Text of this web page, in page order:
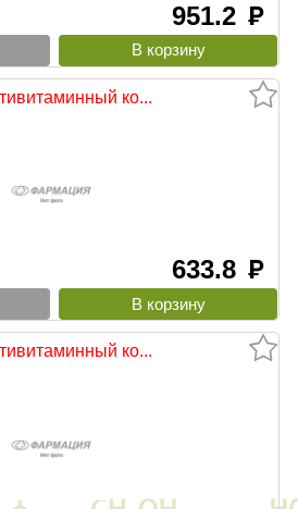
951.2 руб
ко...
633.8 руб
ко...